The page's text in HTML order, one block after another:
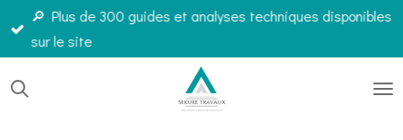
Passer
principal
🔎 Plus de 300 guides et analyses techniques disponibles
sur le site